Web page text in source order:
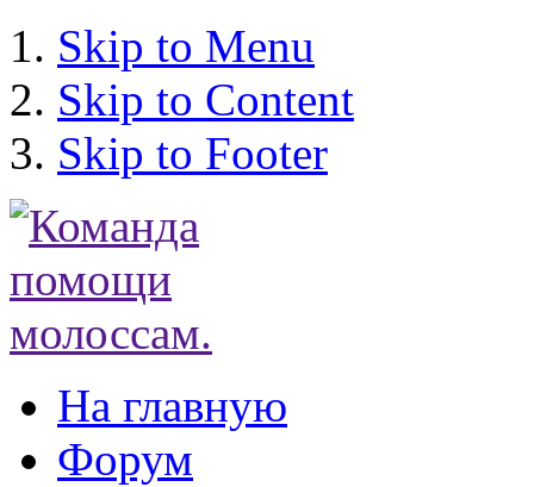
Skip to Menu
Skip to Content
Skip to Footer
На главную
Форум